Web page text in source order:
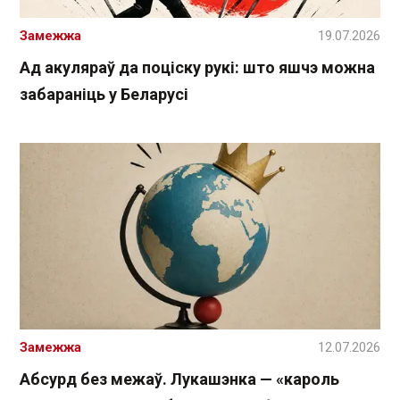
Ад акуляраў да поціску рукі: што яшчэ можна
забараніць у Беларусі
Замежжа 19.07.2026
Абсурд без межаў. Лукашэнка — «кароль
Замежжа 12.07.2026